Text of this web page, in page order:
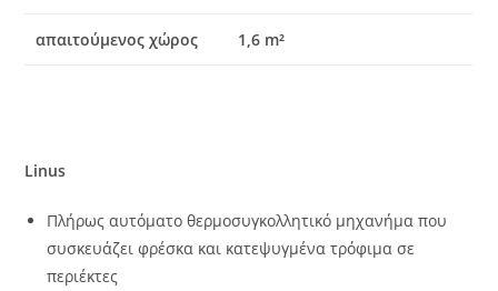
απαιτούμενος χώρος 1,6 m²
Linus
Πλήρως αυτόματο θερμοσυγκολλητικό μηχανήμα που
συσκευάζει φρέσκα και κατεψυγμένα τρόφιμα σε
περιέκτες